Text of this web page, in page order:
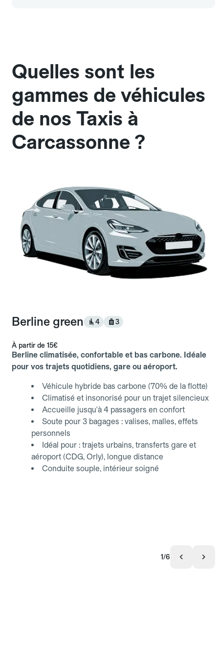
Quelles sont les
gammes de véhicules
de nos Taxis à
Carcassonne ?
Berline green 4 3
À partir de 15€
Berline climatisée, confortable et bas carbone. Idéale
pour vos trajets quotidiens, gare ou aéroport.
Véhicule hybride bas carbone (70% de la flotte)
Climatisé et insonorisé pour un trajet silencieux
Accueille jusqu'à 4 passagers en confort
Soute pour 3 bagages : valises, malles, effets
personnels
Idéal pour : trajets urbains, transferts gare et
aéroport (CDG, Orly), longue distance
Conduite souple, intérieur soigné
1/6